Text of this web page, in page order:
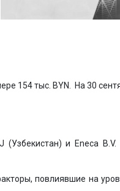
154 тыс. BYN. На 30
и Enecа
повлиявшие на